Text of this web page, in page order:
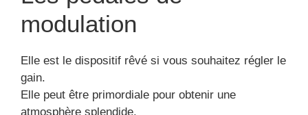
modulation
Elle est le dispositif rêvé si vous souhaitez régler le
gain.
Elle peut être primordiale pour obtenir une
atmosphère splendide.